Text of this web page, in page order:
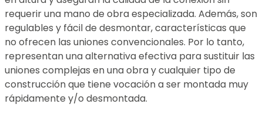
requerir una mano de obra especializada. Además, son
regulables y fácil de desmontar, características que
no ofrecen las uniones convencionales. Por lo tanto,
representan una alternativa efectiva para sustituir las
uniones complejas en una obra y cualquier tipo de
construcción que tiene vocación a ser montada muy
rápidamente y/o desmontada.